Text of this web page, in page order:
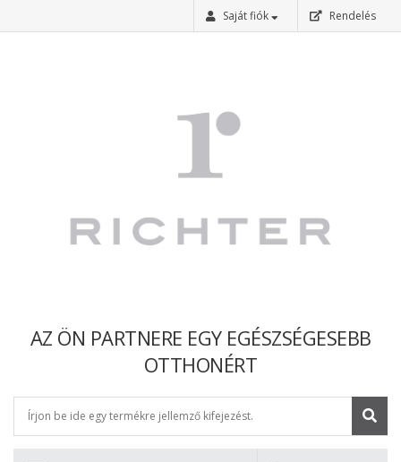
Saját fiók Rendelés
AZ ÖN PARTNERE EGY EGÉSZSÉGESEBB
OTTHONÉRT